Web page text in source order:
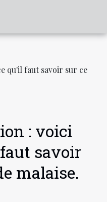
qu'il faut savoir sur ce
: voici
savoir
malaise.